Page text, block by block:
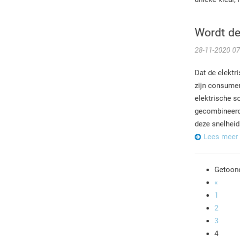
Wordt
28-11-2020
Dat de
zijn
elektrische
deze
Lees meer
«
1
2
3
4